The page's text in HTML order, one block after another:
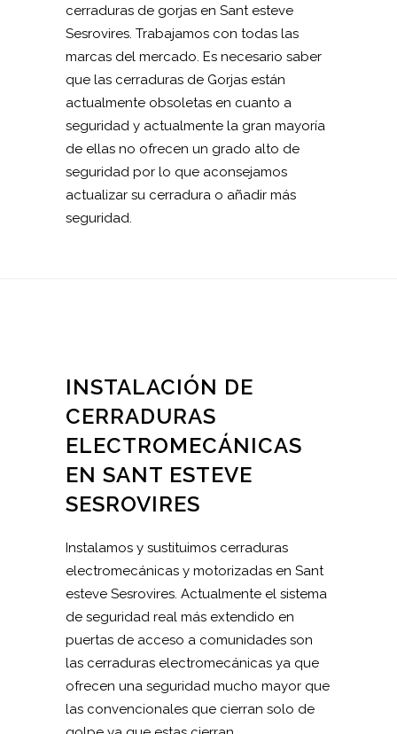
cerraduras de gorjas en Sant esteve
Sesrovires. Trabajamos con todas las
marcas del mercado. Es necesario saber
que las cerraduras de Gorjas están
actualmente obsoletas en cuanto a
seguridad y actualmente la gran mayoría
de ellas no ofrecen un grado alto de
seguridad por lo que aconsejamos
actualizar su cerradura o añadir más
seguridad.
INSTALACIÓN DE
CERRADURAS
ELECTROMECÁNICAS
EN SANT ESTEVE
SESROVIRES
Instalamos y sustituimos cerraduras
electromecánicas y motorizadas en Sant
esteve Sesrovires. Actualmente el sistema
de seguridad real más extendido en
puertas de acceso a comunidades son
las cerraduras electromecánicas ya que
ofrecen una seguridad mucho mayor que
las convencionales que cierran solo de